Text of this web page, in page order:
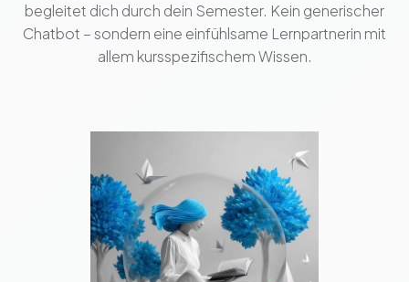
begleitet dich durch dein Semester. Kein generischer
Chatbot – sondern eine einfühlsame Lernpartnerin mit
allem kursspezifischem Wissen.